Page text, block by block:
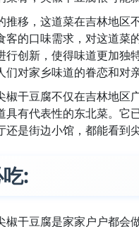
推移，这道菜在吉林地区
客的口味需求，对这道菜
行创新，使得味道更加独
对家乡味道的眷恋和对
椒干豆腐不仅在吉林地区
具有代表性的东北菜。它
还是街边小馆，都能看到
:
椒干豆腐是家家户户都会